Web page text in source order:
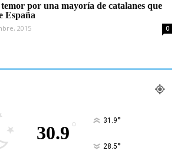
temor por una mayoría de catalanes que
España
2015 0
30.9 ° 31.9°
28.5°